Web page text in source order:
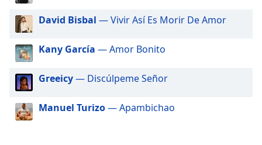
modal
Beginning
dialog
window.
Escape
David Bisbal — Vivir Así Es Morir De Amor
Kany García — Amor Bonito
Greeicy— Discúlpeme Señor
Manuel Turizo— Apambichao